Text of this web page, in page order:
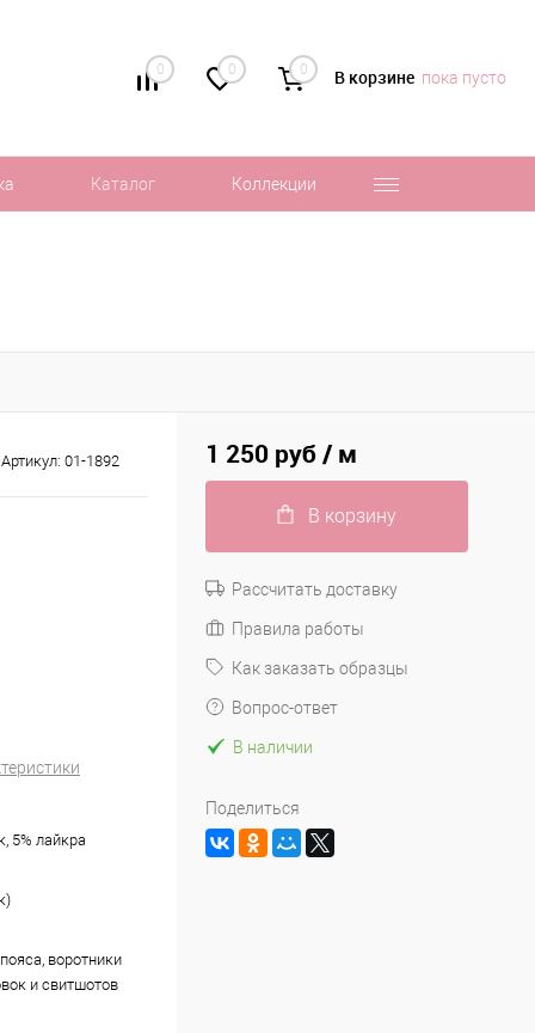
0 0 0 В корзине пока пусто
Каталог Коллекции
Артикул: 01-1892
5% лайкра
воротники
и свитшотов
1 250 руб/ м
В корзину
Рассчитать доставку
Правила работы
Как заказать образцы
Вопрос-ответ
В наличии
Поделиться